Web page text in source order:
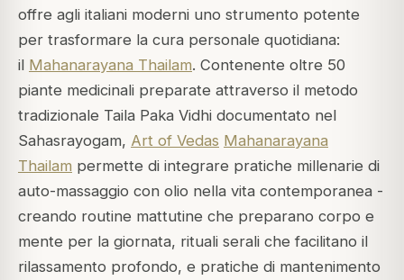
offre agli italiani moderni uno strumento potente
per trasformare la cura personale quotidiana:
il Mahanarayana Thailam. Contenente oltre 50
piante medicinali preparate attraverso il metodo
tradizionale Taila Paka Vidhi documentato nel
Sahasrayogam, Art of Vedas Mahanarayana
Thailam permette di integrare pratiche millenarie di
auto-massaggio con olio nella vita contemporanea -
creando routine mattutine che preparano corpo e
mente per la giornata, rituali serali che facilitano il
rilassamento profondo, e pratiche di mantenimento